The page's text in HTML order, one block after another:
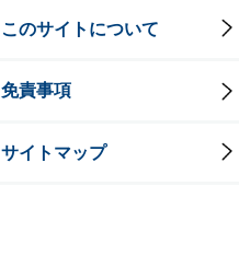
このサイトについて
免責事項
サイトマップ